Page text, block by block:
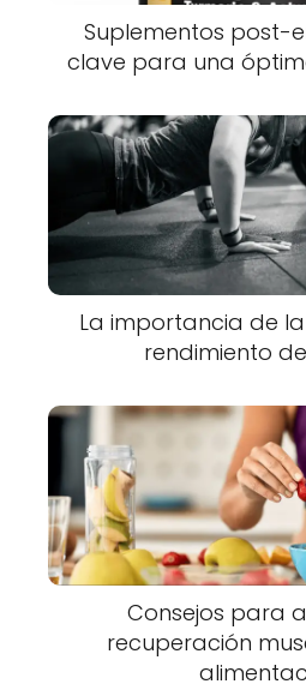
Suplementos post-
clave para una
La importancia de
rendimiento
Consejos para
recuperación